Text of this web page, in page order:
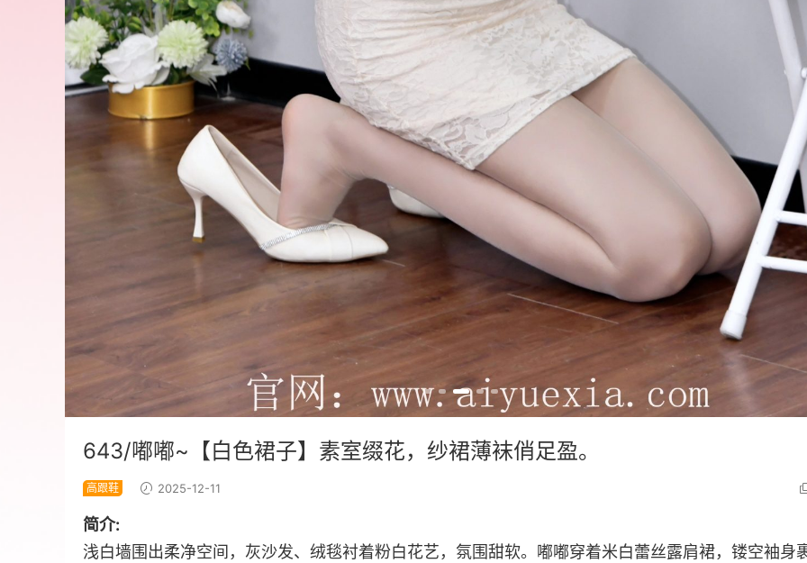
643/嘟嘟~【白色裙子】素室缀花，纱裙薄袜俏足盈。
高跟鞋 2025-12-11
简介:
浅白墙围出柔净空间，灰沙发、绒毯衬着粉白花艺，氛围甜软。嘟嘟穿着米白蕾丝露肩裙，镂空袖身